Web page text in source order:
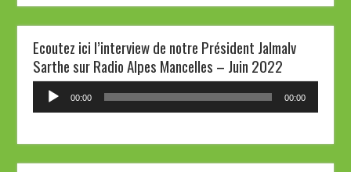
Ecoutez ici l’interview de notre Président Jalmalv
Sarthe sur Radio Alpes Mancelles – Juin 2022
Lecteur
00:00 00:00